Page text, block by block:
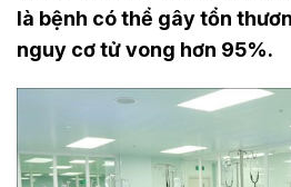
là bệnh có thể gây tổn
nguy cơ tử vong hơn 95%.